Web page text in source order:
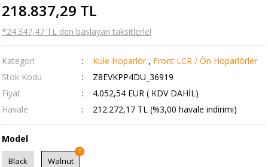
218.837,29 TL
*24.347,47 TL den başlayan taksitlerle!
Kategori Kule Hoparlör , Front LCR / Ön Hoparlörler
Stok Kodu
Z8EVKPP4DU_36919
Fiyat
4.052,54 EUR ( KDV DAHİL)
Havale
212.272,17 TL (%3,00 havale indirimi)
Model
Black Walnut